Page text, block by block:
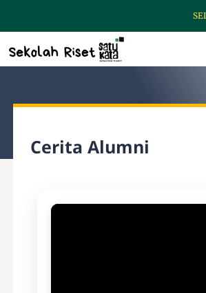
Cerita Alumni